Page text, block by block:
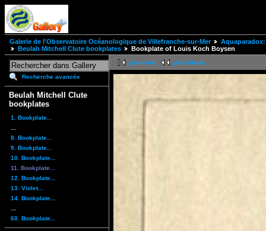
Galerie de l'Observatoire Océanologique de Villefranche-sur-Mer
Beulah Mitchell Clute bookplates
Bookplate of Louis Koch Boysen
Recherche avancée
Beulah Mitchell Clute
bookplates
1. Bookplate...
8. Bookplate...
9. Bookplate...
10. Bookplate...
11. Bookplate...
12. Bookplate...
13. Violet...
14. Bookplate...
60. Bookplate...
première précédente